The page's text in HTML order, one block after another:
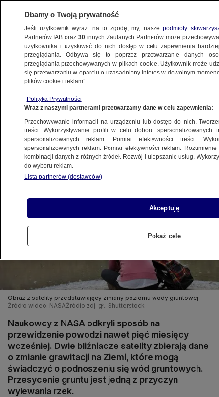
METEO
NAJNOWSZE
z pięciomiesięcznym wyprzedzeniem
12.07.2014, 15:02
Udostępnij
Obraz z satelity przedstawiający zmiany poziomu wody gruntowej
Źródło wideo: NASAŹródło zdj. gł.: Shutterstock
Naukowcy z NASA odkryli sposób na
przewidzenie powodzi nawet pięć miesięcy
wcześniej. Dwie bliźniacze satelity zbierają dane
o zmianie grawitacji na Ziemi, które mogą
świadczyć o podnoszeniu się wód gruntowych.
Przesycenie gruntu jest jedną z przyczyn
wylewania rzek.
Dbamy o Twoją prywatność
Jeśli użytkownik wyrazi na to zgodę, my, naszepodmioty
Partnerów IAB oraz30 innych Zaufanych Partnerów może
użytkownika i uzyskiwać do nich dostęp w celu zapewnienia
przeglądania. Odbywa się to poprzez przetwarzanie danych
przeglądania przechowywanych w plikach cookie. Użytkownik może
się przetwarzaniu w oparciu o uzasadniony interes w dowolnym
plików cookie i reklam”.
Polityka Prywatności
Wraz z naszymi partnerami przetwarzamy dane w celu zapewnienia:
Przechowywanie informacji na urządzeniu lub dostęp do nich.
treści. Wykorzystywanie profili w celu doboru spersonalizowanych
spersonalizowanych reklam. Pomiar efektywności treści.
spersonalizowanych reklam. Pomiar efektywności reklam.
kombinacji danych z różnych źródeł. Rozwój i ulepszanie usług.
do wyboru reklam.
Lista partnerów (dostawców)
Akceptuję
Pokaż cele